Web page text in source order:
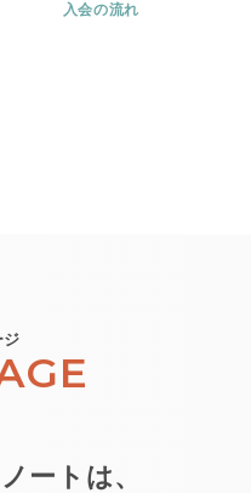
入会の流れ
ジ
ートは、